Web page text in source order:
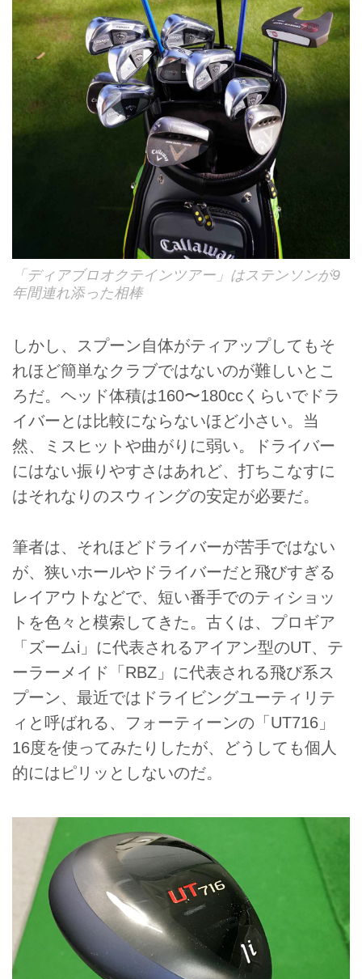
「ディアブロオクテインツアー」はステンソンが9
年間連れ添った相棒
しかし、スプーン自体がティアップしてもそ
れほど簡単なクラブではないのが難しいとこ
ろだ。ヘッド体積は160〜180ccくらいでドラ
イバーとは比較にならないほど小さい。当
然、ミスヒットや曲がりに弱い。ドライバー
にはない振りやすさはあれど、打ちこなすに
はそれなりのスウィングの安定が必要だ。
筆者は、それほどドライバーが苦手ではない
が、狭いホールやドライバーだと飛びすぎる
レイアウトなどで、短い番手でのティショッ
トを色々と模索してきた。古くは、プロギア
「ズームi」に代表されるアイアン型のUT、テ
ーラーメイド「RBZ」に代表される飛び系ス
プーン、最近ではドライビングユーティリテ
ィと呼ばれる、フォーティーンの「UT716」
16度を使ってみたりしたが、どうしても個人
的にはピリッとしないのだ。